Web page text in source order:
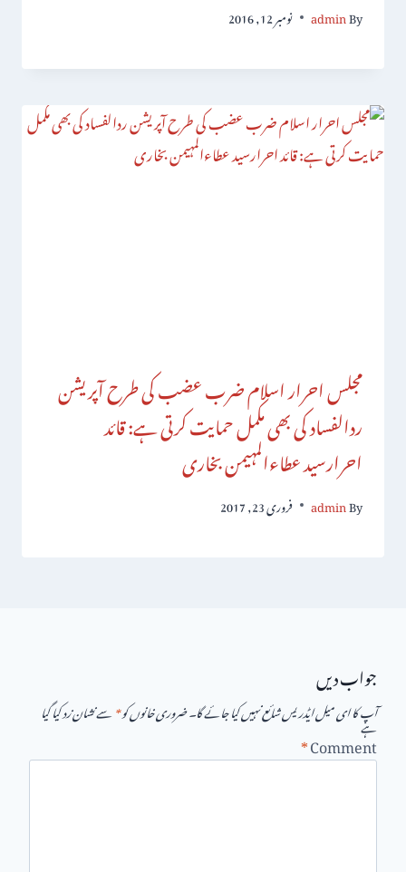
By
admin نومبر 12, 2016
مجلس احرار اسلام ضرب عضب کی طرح آپریشن
ردالفساد کی بھی مکمل حمایت کرتی ہے: قائد
احرارسید عطاءالمہیمن بخاری
By
admin فروری 23, 2017
جواب دیں
آپ کا ای میل ایڈریس شائع نہیں کیا جائے گا۔ضروری خانوں کو*سے نشان زد کیا گیا ہے
Comment
*